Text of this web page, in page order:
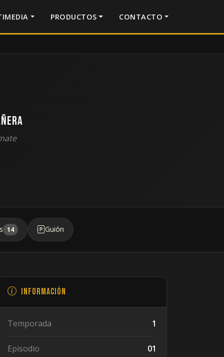
PRODUCTOS CONTACTO
14 Guión
Información
Temporada 1
Episodio 01